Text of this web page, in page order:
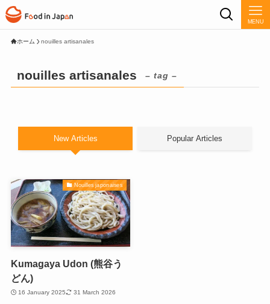
MENU
ホーム nouilles artisanales
nouilles artisanales – tag –
New Articles Popular Articles
Nouilles japonaises
Kumagaya Udon (熊谷う
どん)
16 January 2025 31 March 2026